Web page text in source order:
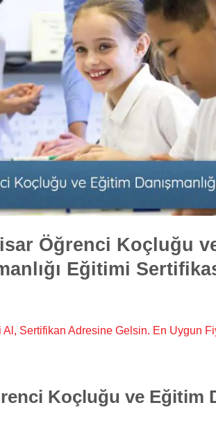
Öğrenci Koçluğu
Eğitimi
Al, Sertifikan Adresine Gelsin. En Uygun
Koçluğu ve Eğitim